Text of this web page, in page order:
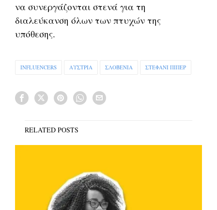
να συνεργάζονται στενά για τη
διαλεύκανση όλων των πτυχών της
υπόθεσης.
INFLUENCERS ΑΥΣΤΡΙΑ ΣΛΟΒΕΝΙΑ ΣΤΕΦΑΝΙ ΠΙΠΕΡ
RELATED POSTS